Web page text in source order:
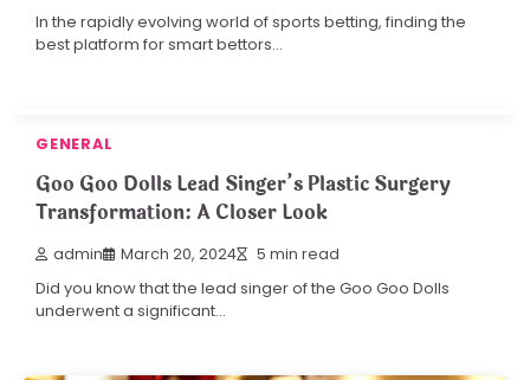
In the rapidly evolving world of sports betting, finding the
best platform for smart bettors…
GENERAL
Goo Goo Dolls Lead Singer’s Plastic Surgery
Transformation: A Closer Look
admin March 20, 2024 5 min read
Did you know that the lead singer of the Goo Goo Dolls
underwent a significant…